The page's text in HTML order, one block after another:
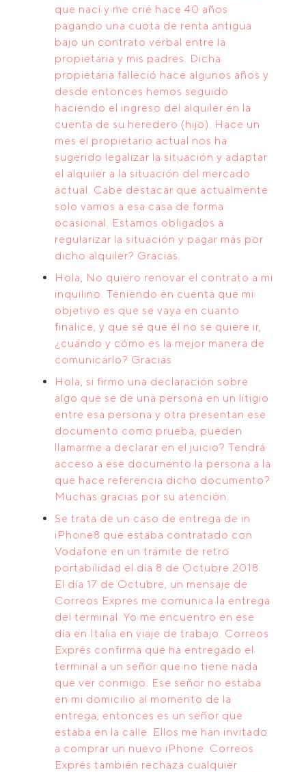
que nací y me crié hace 40 años
pagando una cuota de renta antigua
bajo un contrato verbal entre la
propietaria y mis padres. Dicha
propietaria falleció hace algunos años y
desde entonces hemos seguido
haciendo el ingreso del alquiler en la
cuenta de su heredero (hijo). Hace un
mes el propietario actual nos ha
sugerido legalizar la situación y adaptar
el alquiler a la situación del mercado
actual. Cabe destacar que actualmente
solo vamos a esa casa de forma
ocasional. Estamos obligados a
regularizar la situación y pagar más por
dicho alquiler? Gracias.
Hola, No quiero renovar el contrato a mi
inquilino. Teniendo en cuenta que mi
objetivo es que se vaya en cuanto
finalice, y que sé que él no se quiere ir,
¿cuándo y cómo es la mejor manera de
comunicarlo? Gracias
Hola, si firmo una declaración sobre
algo que se de una persona en un litigio
entre esa persona y otra presentan ese
documento como prueba, pueden
llamarme a declarar en el juicio? Tendrá
acceso a ese documento la persona a la
que hace referencia dicho documento?
Muchas gracias por su atención.
Se trata de un caso de entrega de in
iPhone8 que estaba contratado con
Vodafone en un trámite de retro
portabilidad el día 8 de Octubre 2018.
El día 17 de Octubre, un mensaje de
Correos Expres me comunica la entrega
del terminal. Yo me encuentro en ese
día en Italia en viaje de trabajo. Correos
Exprés confirma que ha entregado el
terminal a un señor que no tiene nada
que ver conmigo. Ese señor no estaba
en mi domicilio al momento de la
entrega, entonces es un señor que
estaba en la calle. Ellos me han invitado
a comprar un nuevo iPhone. Correos
Exprés también rechaza cualquier